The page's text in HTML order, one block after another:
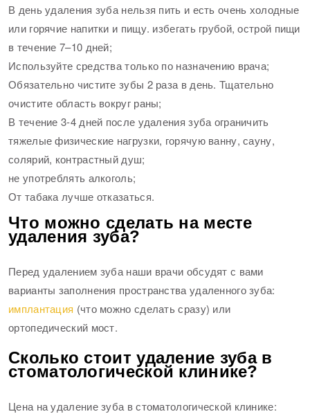
В день удаления зуба нельзя пить и есть очень холодные
или горячие напитки и пищу. избегать грубой, острой пищи
в течение 7–10 дней;
Используйте средства только по назначению врача;
Обязательно чистите зубы 2 раза в день. Тщательно
очистите область вокруг раны;
В течение 3-4 дней после удаления зуба ограничить
тяжелые физические нагрузки, горячую ванну, сауну,
солярий, контрастный душ;
не употреблять алкоголь;
От табака лучше отказаться.
Что можно сделать на месте
удаления зуба?
Перед удалением зуба наши врачи обсудят с вами
варианты заполнения пространства удаленного зуба:
имплантация (что можно сделать сразу) или
ортопедический мост.
Сколько стоит удаление зуба в
стоматологической клинике?
Цена на удаление зуба в стоматологической клинике: